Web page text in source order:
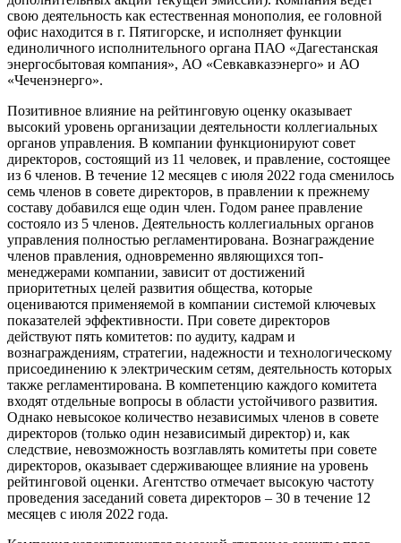
свою деятельность как естественная монополия, ее головной
офис находится в г. Пятигорске, и исполняет функции
единоличного исполнительного органа ПАО «Дагестанская
энергосбытовая компания», АО «Севкавказэнерго» и АО
«Чеченэнерго».
Позитивное влияние на рейтинговую оценку оказывает
высокий уровень организации деятельности коллегиальных
органов управления. В компании функционируют совет
директоров, состоящий из 11 человек, и правление, состоящее
из 6 членов. В течение 12 месяцев с июля 2022 года сменилось
семь членов в совете директоров, в правлении к прежнему
составу добавился еще один член. Годом ранее правление
состояло из 5 членов. Деятельность коллегиальных органов
управления полностью регламентирована. Вознаграждение
членов правления, одновременно являющихся топ-
менеджерами компании, зависит от достижений
приоритетных целей развития общества, которые
оцениваются применяемой в компании системой ключевых
показателей эффективности. При совете директоров
действуют пять комитетов: по аудиту, кадрам и
вознаграждениям, стратегии, надежности и технологическому
присоединению к электрическим сетям, деятельность которых
также регламентирована. В компетенцию каждого комитета
входят отдельные вопросы в области устойчивого развития.
Однако невысокое количество независимых членов в совете
директоров (только один независимый директор) и, как
следствие, невозможность возглавлять комитеты при совете
директоров, оказывает сдерживающее влияние на уровень
рейтинговой оценки. Агентство отмечает высокую частоту
проведения заседаний совета директоров – 30 в течение 12
месяцев с июля 2022 года.